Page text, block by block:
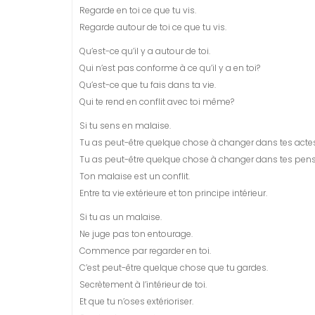
Regarde en toi ce que tu vis.
Regarde autour de toi ce que tu vis.
Qu’est-ce qu’il y a autour de toi.
Qui n’est pas conforme à ce qu’il y a en toi?
Qu’est-ce que tu fais dans ta vie.
Qui te rend en conflit avec toi même?
Si tu sens en malaise.
Tu as peut-être quelque chose à changer dans tes
Tu as peut-être quelque chose à changer dans tes
Ton malaise est un conflit.
Entre ta vie extérieure et ton principe intérieur.
Si tu as un malaise.
Ne juge pas ton entourage.
Commence par regarder en toi.
C’est peut-être quelque chose que tu gardes.
Secrètement à l’intérieur de toi.
Et que tu n’oses extérioriser.